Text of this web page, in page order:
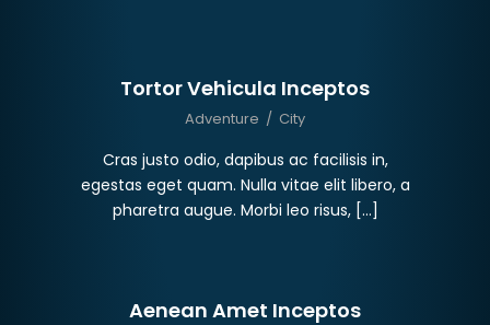
Tortor Vehicula Inceptos
Adventure / City
Cras justo odio, dapibus ac facilisis in,
egestas eget quam. Nulla vitae elit libero, a
pharetra augue. Morbi leo risus, […]
Aenean Amet Inceptos